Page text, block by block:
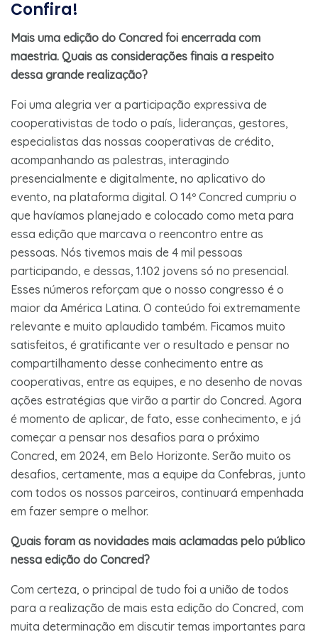
Confira!
Mais uma edição do Concred foi encerrada com
maestria. Quais as considerações finais a respeito
dessa grande realização?
Foi uma alegria ver a participação expressiva de
cooperativistas de todo o país, lideranças, gestores,
especialistas das nossas cooperativas de crédito,
acompanhando as palestras, interagindo
presencialmente e digitalmente, no aplicativo do
evento, na plataforma digital. O 14º Concred cumpriu o
que havíamos planejado e colocado como meta para
essa edição que marcava o reencontro entre as
pessoas. Nós tivemos mais de 4 mil pessoas
participando, e dessas, 1.102 jovens só no presencial.
Esses números reforçam que o nosso congresso é o
maior da América Latina. O conteúdo foi extremamente
relevante e muito aplaudido também. Ficamos muito
satisfeitos, é gratificante ver o resultado e pensar no
compartilhamento desse conhecimento entre as
cooperativas, entre as equipes, e no desenho de novas
ações estratégias que virão a partir do Concred. Agora
é momento de aplicar, de fato, esse conhecimento, e já
começar a pensar nos desafios para o próximo
Concred, em 2024, em Belo Horizonte. Serão muito os
desafios, certamente, mas a equipe da Confebras, junto
com todos os nossos parceiros, continuará empenhada
em fazer sempre o melhor.
Quais foram as novidades mais aclamadas pelo público
nessa edição do Concred?
Com certeza, o principal de tudo foi a união de todos
para a realização de mais esta edição do Concred, com
muita determinação em discutir temas importantes para